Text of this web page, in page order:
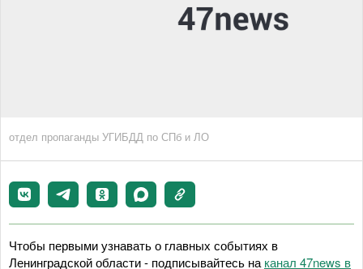
отдел пропаганды УГИБДД по СПб и ЛО
Чтобы первыми узнавать о главных событиях в
Ленинградской области - подписывайтесь наканал 47news в